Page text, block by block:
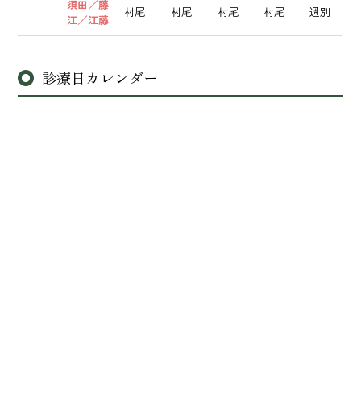
須田／藤
江／江藤
村尾 村尾 村尾 村尾 週別
診療日カレンダー